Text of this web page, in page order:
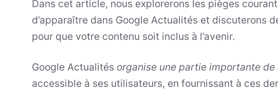
Dans cet article, nous explorerons les pièges
d’apparaître dans Google Actualités et discuterons
pour que votre contenu soit inclus à l’avenir.
Google Actualités organise une partie importante de
accessible à ses utilisateurs, en fournissant à ces